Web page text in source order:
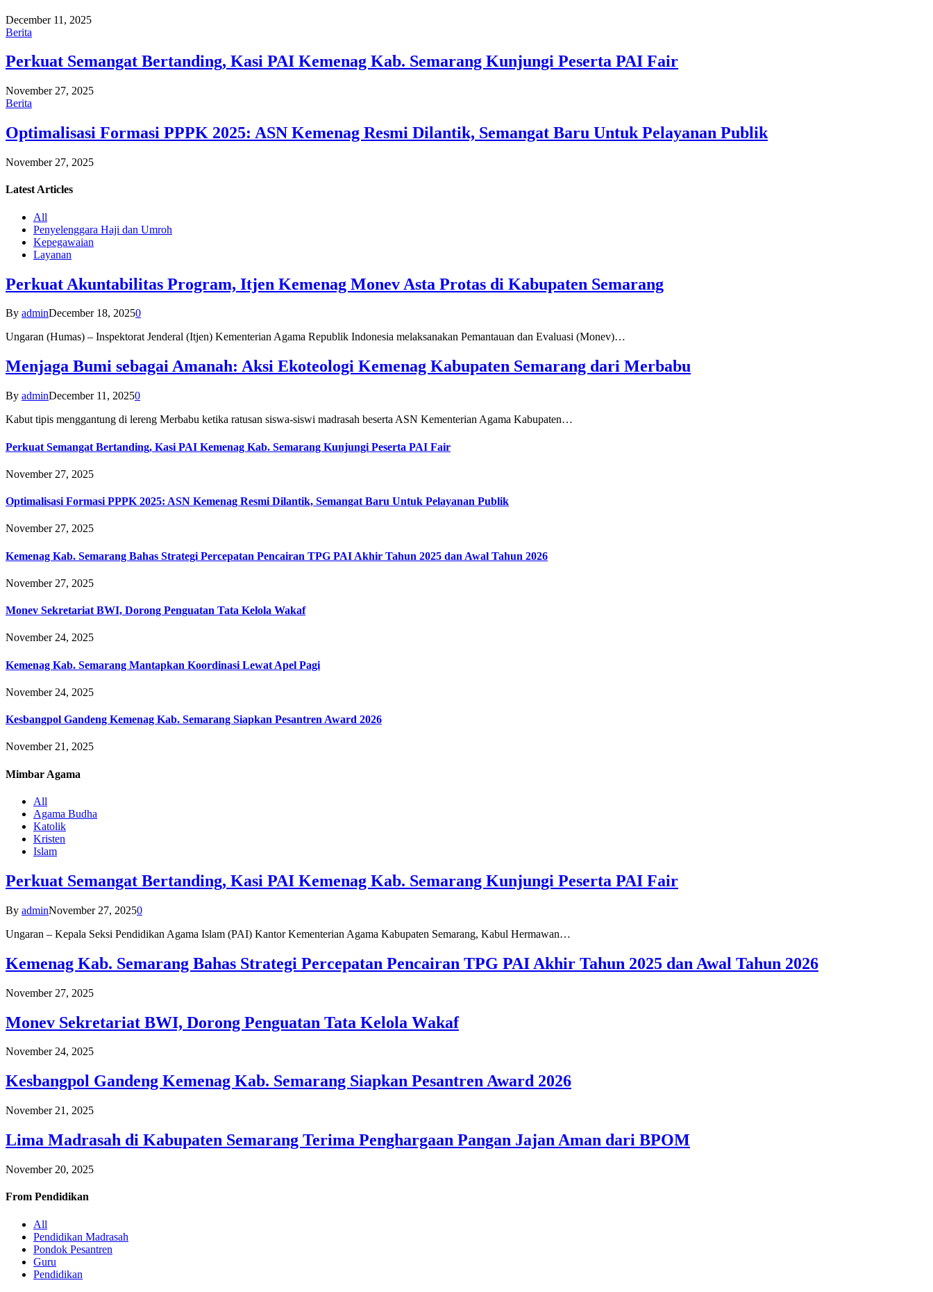
December 11, 2025
Berita
Perkuat Semangat Bertanding, Kasi PAI Kemenag Kab. Semarang Kunjungi Peserta PAI Fair
November 27, 2025
Berita
Optimalisasi Formasi PPPK 2025: ASN Kemenag Resmi Dilantik, Semangat Baru Untuk Pelayanan Publik
November 27, 2025
Latest Articles
All
Penyelenggara Haji dan Umroh
Kepegawaian
Layanan
Perkuat Akuntabilitas Program, Itjen Kemenag Monev Asta Protas di Kabupaten Semarang
By adminDecember 18, 20250
Ungaran (Humas) – Inspektorat Jenderal (Itjen) Kementerian Agama Republik Indonesia melaksanakan Pemantauan dan Evaluasi (Monev)…
Menjaga Bumi sebagai Amanah: Aksi Ekoteologi Kemenag Kabupaten Semarang dari Merbabu
By adminDecember 11, 20250
Kabut tipis menggantung di lereng Merbabu ketika ratusan siswa-siswi madrasah beserta ASN Kementerian Agama Kabupaten…
Perkuat Semangat Bertanding, Kasi PAI Kemenag Kab. Semarang Kunjungi Peserta PAI Fair
November 27, 2025
Optimalisasi Formasi PPPK 2025: ASN Kemenag Resmi Dilantik, Semangat Baru Untuk Pelayanan Publik
November 27, 2025
Kemenag Kab. Semarang Bahas Strategi Percepatan Pencairan TPG PAI Akhir Tahun 2025 dan Awal Tahun 2026
November 27, 2025
Monev Sekretariat BWI, Dorong Penguatan Tata Kelola Wakaf
November 24, 2025
Kemenag Kab. Semarang Mantapkan Koordinasi Lewat Apel Pagi
November 24, 2025
Kesbangpol Gandeng Kemenag Kab. Semarang Siapkan Pesantren Award 2026
November 21, 2025
Mimbar Agama
All
Agama Budha
Katolik
Kristen
Islam
Perkuat Semangat Bertanding, Kasi PAI Kemenag Kab. Semarang Kunjungi Peserta PAI Fair
By adminNovember 27, 20250
Ungaran – Kepala Seksi Pendidikan Agama Islam (PAI) Kantor Kementerian Agama Kabupaten Semarang, Kabul Hermawan…
Kemenag Kab. Semarang Bahas Strategi Percepatan Pencairan TPG PAI Akhir Tahun 2025 dan Awal Tahun 2026
November 27, 2025
Monev Sekretariat BWI, Dorong Penguatan Tata Kelola Wakaf
November 24, 2025
Kesbangpol Gandeng Kemenag Kab. Semarang Siapkan Pesantren Award 2026
November 21, 2025
Lima Madrasah di Kabupaten Semarang Terima Penghargaan Pangan Jajan Aman dari BPOM
November 20, 2025
From Pendidikan
All
Pendidikan Madrasah
Pondok Pesantren
Guru
Pendidikan